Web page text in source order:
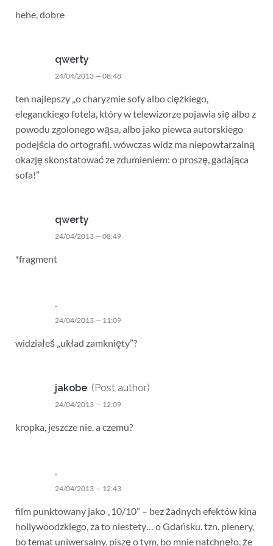
hehe, dobre
qwerty
24/04/2013 — 08:48
ten najlepszy „o charyzmie sofy albo ciężkiego,
eleganckiego fotela, który w telewizorze pojawia się albo z
powodu zgolonego wąsa, albo jako piewca autorskiego
podejścia do ortografii. wówczas widz ma niepowtarzalną
okazję skonstatować ze zdumieniem: o proszę, gadająca
sofa!”
qwerty
24/04/2013 — 08:49
*fragment
.
24/04/2013 — 11:09
widziałeś „układ zamknięty”?
jakobe (Post author)
24/04/2013 — 12:09
kropka, jeszcze nie. a czemu?
.
24/04/2013 — 12:43
film punktowany jako „10/10” – bez żadnych efektów kina
hollywoodzkiego, za to niestety… o Gdańsku. tzn. plenery,
bo temat uniwersalny. piszę o tym, bo mnie natchnęło, że